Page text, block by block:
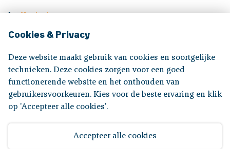
Cookies & Privacy
Deze website maakt gebruik van cookies en soortgelijke
technieken. Deze cookies zorgen voor een goed
functionerende website en het onthouden van
gebruikersvoorkeuren. Kies voor de beste ervaring en klik
op 'Accepteer alle cookies'.
Accepteer alle cookies
Contactgegevens
Information in English
Volg ons op: